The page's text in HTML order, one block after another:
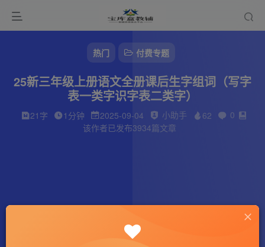
热门 付费专题
25新三年级上册语文全册课后生字组词（写字
表一类字识字表二类字）
21字 1分钟 2025-09-04 小助手 62
0
该作者已发布3934篇文章